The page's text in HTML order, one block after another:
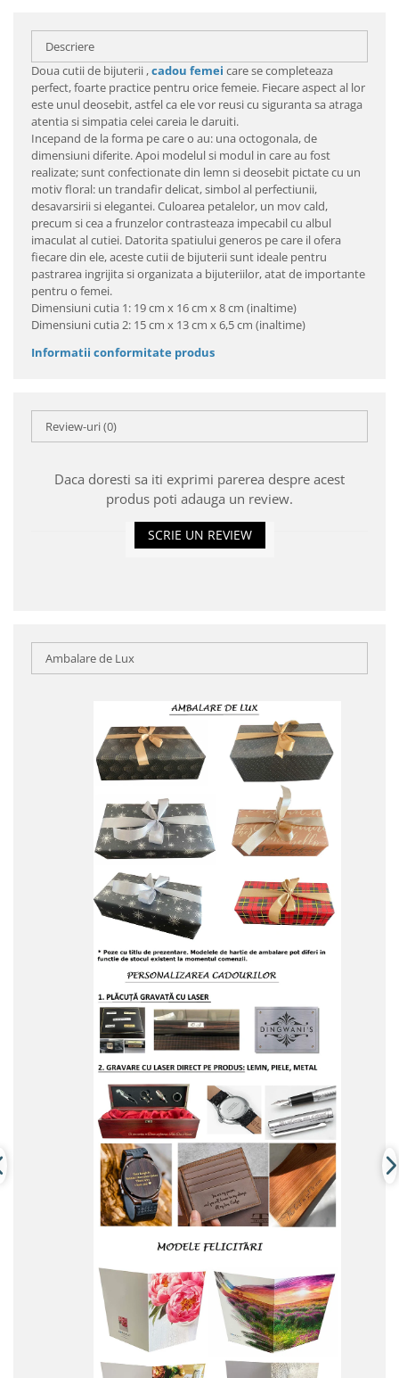
Descriere
Doua cutii de bijuterii ,cadou femei care se completeaza
perfect, foarte practice pentru orice femeie. Fiecare aspect al lor
este unul deosebit, astfel ca ele vor reusi cu siguranta sa atraga
atentia si simpatia celei careia le daruiti.
Incepand de la forma pe care o au: una octogonala, de
dimensiuni diferite. Apoi modelul si modul in care au fost
realizate; sunt confectionate din lemn si deosebit pictate cu un
motiv floral: un trandafir delicat, simbol al perfectiunii,
desavarsirii si elegantei. Culoarea petalelor, un mov cald,
precum si cea a frunzelor contrasteaza impecabil cu albul
imaculat al cutiei. Datorita spatiului generos pe care il ofera
fiecare din ele, aceste cutii de bijuterii sunt ideale pentru
pastrarea ingrijita si organizata a bijuteriilor, atat de importante
pentru o femei.
Dimensiuni cutia 1: 19 cm x 16 cm x 8 cm (inaltime)
Dimensiuni cutia 2: 15 cm x 13 cm x 6,5 cm (inaltime)
Informatii conformitate produs
Review-uri(0)
Daca doresti sa iti exprimi parerea despre acest
produs poti adauga un review.
SCRIE UN REVIEW
Ambalare de Lux